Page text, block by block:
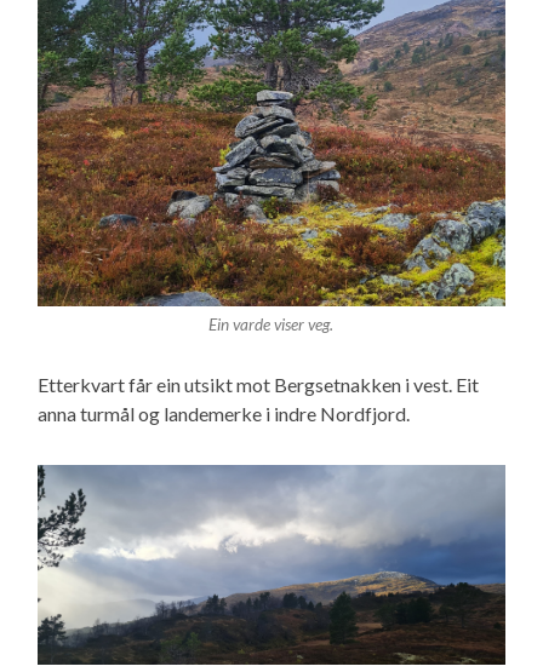
Ein varde viser veg.
Etterkvart får ein utsikt mot Bergsetnakken i vest. Eit
anna turmål og landemerke i indre Nordfjord.